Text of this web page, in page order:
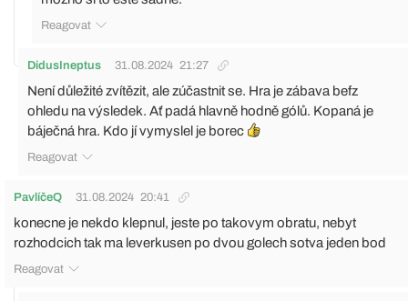
Reagovat
DidusIneptus 31.08.2024 21:27
Není důležité zvítězit, ale zúčastnit se. Hra je zábava befz
ohledu na výsledek. Ať padá hlavně hodně gólů. Kopaná je
báječná hra. Kdo jí vymyslel je borec
Reagovat
PavlíčeQ 31.08.2024 20:41
konecne je nekdo klepnul, jeste po takovym obratu, nebyt
rozhodcich tak ma leverkusen po dvou golech sotva jeden bod
Reagovat